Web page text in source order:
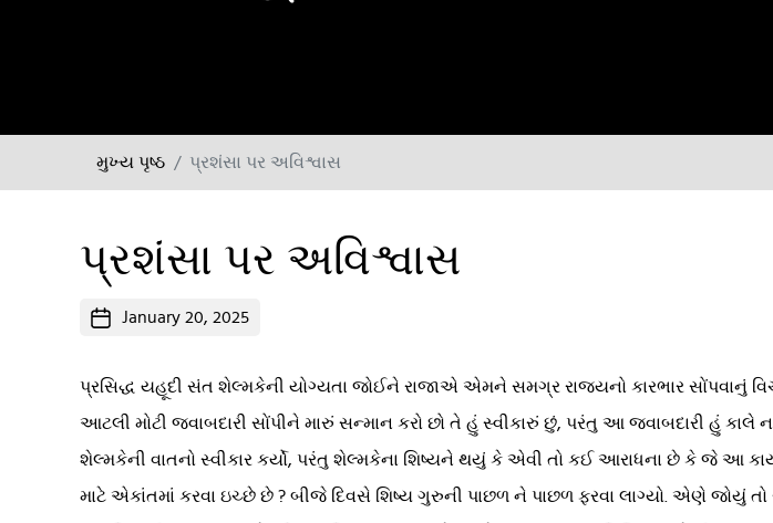
મુખ્ય પૃષ્ઠ પ્રશંસા પર અવિશ્વાસ
પ્રશંસા પર અવિશ્વાસ
Post January 20, 2025
પ્રસિદ્ધ યહૂદી સંત શેલ્મકેની યોગ્યતા જોઈને રાજાએ એમને સમગ્ર રાજ્યનો કારભાર
આટલી મોટી જવાબદારી સોંપીને મારું સન્માન કરો છો તે હું સ્વીકારું છું, પરંતુ આ જવાબદારી હું
શેલ્મકેની વાતનો સ્વીકાર કર્યો, પરંતુ શેલ્મકેના શિષ્યને થયું કે એવી તો કઈ આરાધના છે કે જે આ
માટે એકાંતમાં કરવા ઇચ્છે છે ? બીજે દિવસે શિષ્ય ગુરુની પાછળ ને પાછળ ફરવા લાગ્યો. એણે જોયું